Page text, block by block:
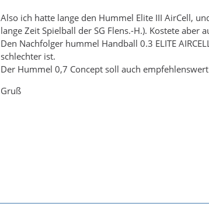
Also ich hatte lange den Hummel Elite III AirCell,
lange Zeit Spielball der SG Flens.-H.). Kostete aber
Den Nachfolger hummel Handball 0.3 ELITE
schlechter ist.
Der Hummel 0,7 Concept soll auch
Gruß